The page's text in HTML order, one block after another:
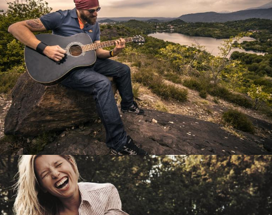
Перевод интернет-магазина
Guitaramania.ru на 1С-Битрикс
Смотреть проект